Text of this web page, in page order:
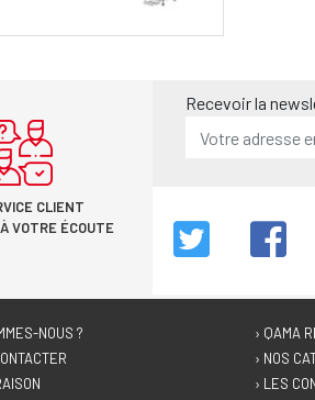
CLIENT
VOTRE ÉCOUTE
Recevoir la
NOUS ?
› QAMA
› NOS
› LES